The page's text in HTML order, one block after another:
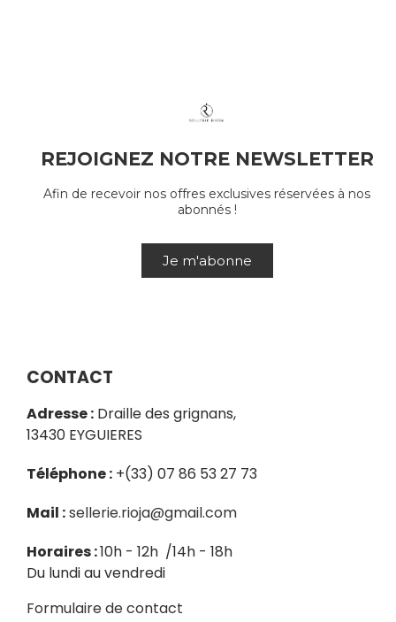
REJOIGNEZ NOTRE NEWSLETTER
Afin de recevoir nos offres exclusives réservées à nos
abonnés !
Je m'abonne
CONTACT
Adresse : Draille des grignans,
13430 EYGUIERES
Téléphone : +(33) 07 86 53 27 73
Mail :sellerie.rioja@gmail.com
Horaires :10h - 12h /14h - 18h
Du lundi au vendredi
Formulaire de contact